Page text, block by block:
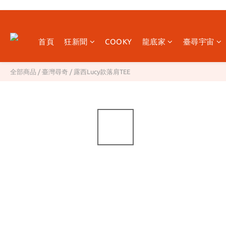
首頁 狂新聞 COOKY 龍底家 臺尋宇宙
全部商品 / 臺灣尋奇 / 露西Lucy款落肩TEE